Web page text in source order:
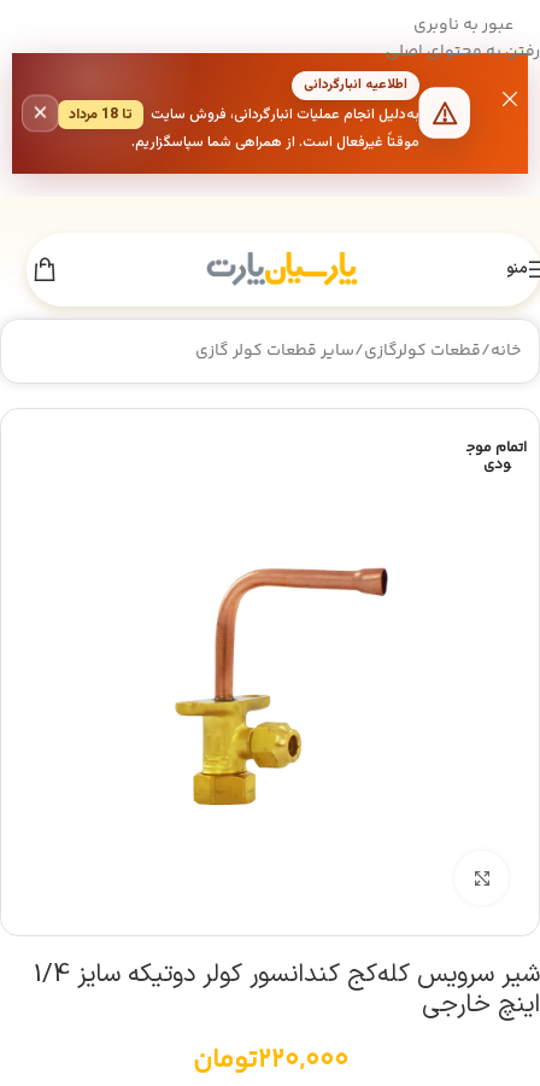
عبور به ناوبری
رفتن به محتوای اصلی
اطلاعیه انبارگردانی
به‌دلیل انجام عملیات انبارگردانی، فروش سایت
تا 18 مرداد
موقتاً غیرفعال است. از همراهی شما سپاسگزاریم.
×
منو
خانه/قطعات کولرگازی/سایر قطعات کولر گازی
اتمام موج
ودی
شیر سرویس کله‌کج کندانسور کولر دوتیکه سایز 1/4
اینچ خارجی
220,000تومان